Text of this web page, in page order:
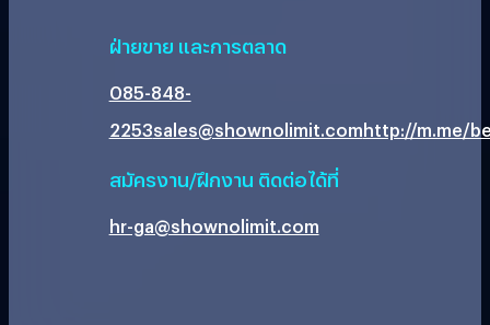
ฝ่ายขาย และการตลาด
085-848-
2253sales@shownolimit.comhttp://m.me/
สมัครงาน/ฝึกงาน ติดต่อได้ที่
hr-ga@shownolimit.com